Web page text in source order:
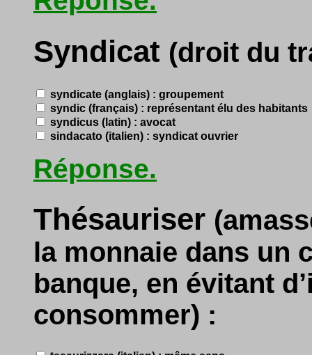
Syndicat (droit du
syndicate (anglais) : groupement
syndic (français) : représentant élu des habitants
syndicus (latin) : avocat
sindacato (italien) : syndicat ouvrier
Réponse.
Thésauriser
la monnaie dans un
banque, en évitant
consommer) :